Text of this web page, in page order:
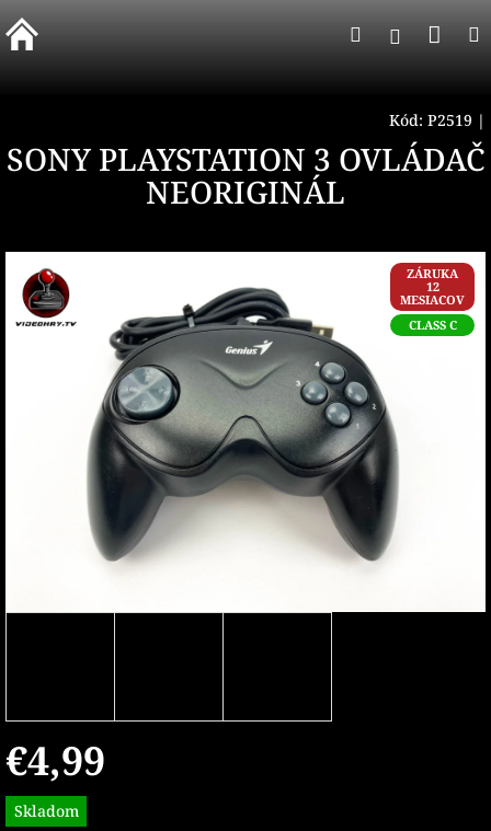
na
obsah
Hľadať
Kód: P2519 |
SONY PLAYSTATION 3 OVLÁDAČ
NEORIGINÁL
ZÁRUKA
12
MESIACOV
CLASS C
€4,99
Jednotková
cena:
Skladom